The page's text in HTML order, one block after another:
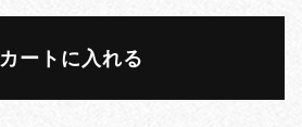
カートに入れる